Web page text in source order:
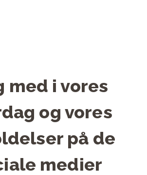
med i vores
og vores
på de
medier